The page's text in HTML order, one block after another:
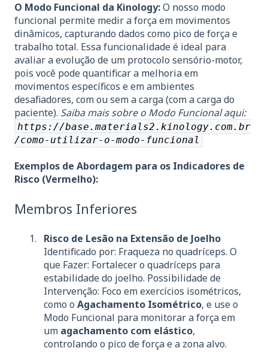
O Modo Funcional da Kinology:O nosso modo
funcional permite medir a força em movimentos
dinâmicos, capturando dados como pico de força e
trabalho total. Essa funcionalidade é ideal para
avaliar a evolução de um protocolo sensório-motor,
pois você pode quantificar a melhoria em
movimentos específicos e em ambientes
desafiadores, com ou sem a carga (com a carga do
paciente). Saiba mais sobre o Modo Funcional aqui:
https://base.materials2.kinology.com.br
/como-utilizar-o-modo-funcional
Exemplos de Abordagem para os Indicadores de
Risco (Vermelho):
Membros Inferiores
Risco de Lesão na Extensão de Joelho
Identificado por: Fraqueza no quadríceps. O
que Fazer: Fortalecer o quadríceps para
estabilidade do joelho. Possibilidade de
Intervenção: Foco em exercícios isométricos,
como o Agachamento Isométrico, e use o
Modo Funcional para monitorar a força em
um agachamento com elástico,
controlando o pico de força e a zona alvo.